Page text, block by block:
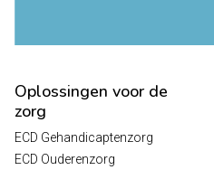
Oplossingen voor de
zorg
ECD Gehandicaptenzorg
ECD Ouderenzorg